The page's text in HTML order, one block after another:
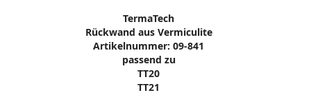
TermaTech
Rückwand aus Vermiculite
Artikelnummer: 09-841
passend zu
TT20
TT21